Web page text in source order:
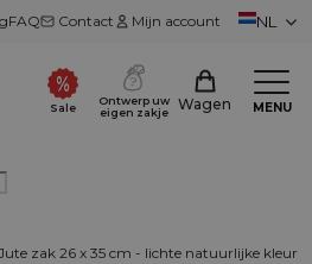
FAQ Contact Mijn account NL
Sale
Ontwerp uw
eigen zakje
Wagen MENU
zak 26 x 35 cm - lichte natuurlijke kleur